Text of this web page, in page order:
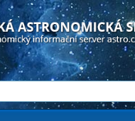
- Informační